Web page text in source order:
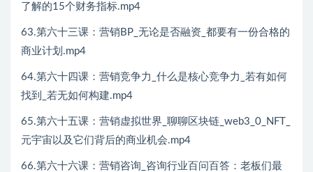
了解的15个财务指标.mp4
63.第六十三课：营销BP_无论是否融资_都要有一份合格的
商业计划.mp4
64.第六十四课：营销竞争力_什么是核心竞争力_若有如何
找到_若无如何构建.mp4
65.第六十五课：营销虚拟世界_聊聊区块链_web3_0_NFT_
元宇宙以及它们背后的商业机会.mp4
66.第六十六课：营销咨询_咨询行业百问百答：老板们最